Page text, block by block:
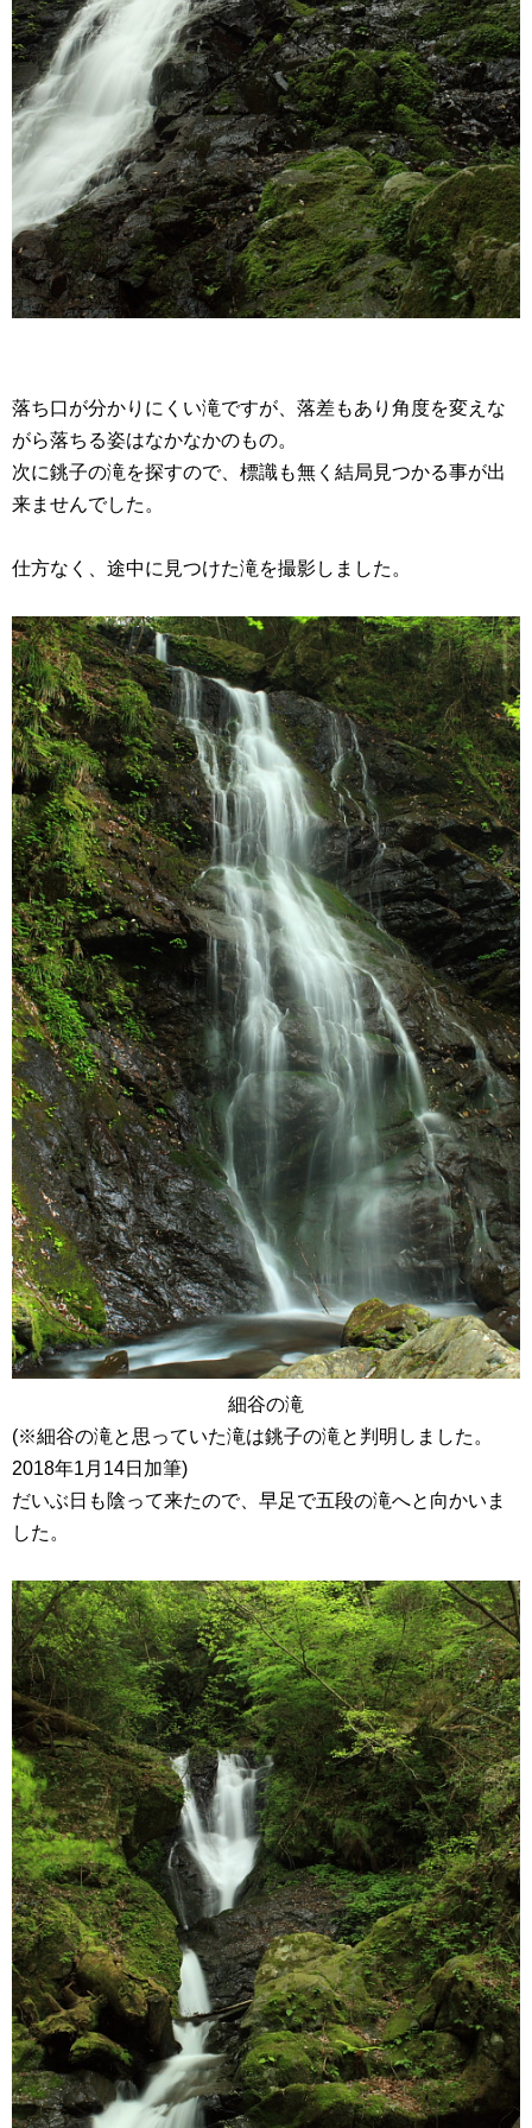
落ち口が分かりにくい滝ですが、落差もあり角度を変えな
がら落ちる姿はなかなかのもの。
次に銚子の滝を探すので、標識も無く結局見つかる事が出
来ませんでした。
仕方なく、途中に見つけた滝を撮影しました。
細谷の滝
(※細谷の滝と思っていた滝は銚子の滝と判明しました。
2018年1月14日加筆)
だいぶ日も陰って来たので、早足で五段の滝へと向かいま
した。